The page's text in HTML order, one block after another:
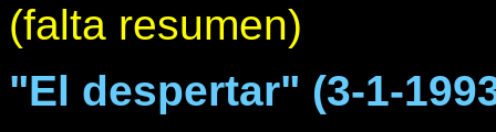
(falta resumen)
"El despertar" (3-1-